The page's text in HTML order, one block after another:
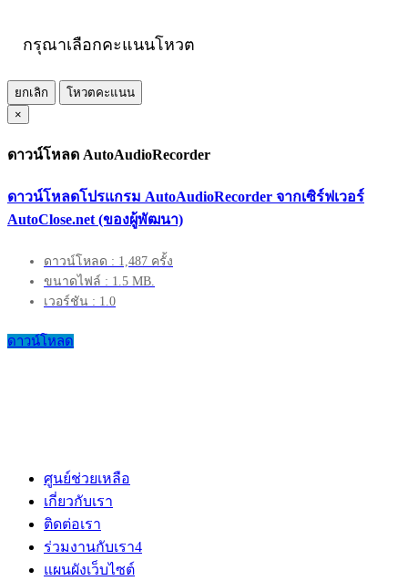
กรุณาเลือกคะแนนโหวต
ยกเลิก
โหวตคะแนน
×
ดาวน์โหลด AutoAudioRecorder
ดาวน์โหลดโปรแกรม AutoAudioRecorder จากเซิร์ฟเวอร์
AutoClose.net (ของผู้พัฒนา)
ดาวน์โหลด : 1,487 ครั้ง
ขนาดไฟล์ : 1.5 MB.
เวอร์ชัน : 1.0
ดาวน์โหลด
ศูนย์ช่วยเหลือ
เกี่ยวกับเรา
ติดต่อเรา
ร่วมงานกับเรา4
แผนผังเว็บไซต์